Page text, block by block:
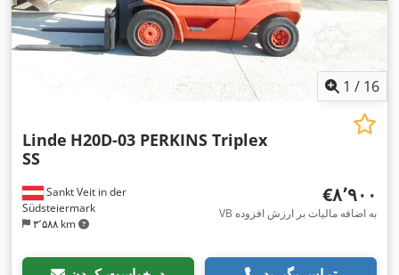
1 / 16
Sankt Veit in der
Südsteiermark
۳٬۵۸۸ km
Linde H20D-03 PERKINS Triplex
SS
‎€۸٬۹۰۰
VB به اضافه مالیات بر ارزش افزوده